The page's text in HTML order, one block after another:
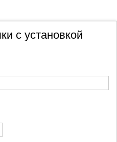
с установкой